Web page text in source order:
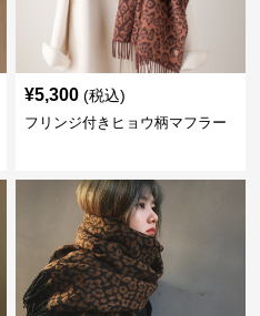
¥5,300 (税込)
フリンジ付きヒョウ柄マフラー